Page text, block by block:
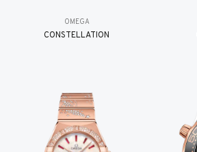
OMEGA
CONSTELLATION